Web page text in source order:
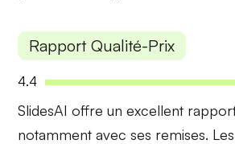
Rapport Qualité-Prix
4.4
SlidesAI offre un excellent
notamment avec ses remises.